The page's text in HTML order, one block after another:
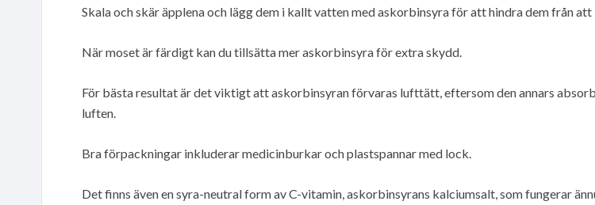
Skala och skär äpplena och lägg dem i kallt vatten med askorbinsyra för att hindra dem från
När moset är färdigt kan du tillsätta mer askorbinsyra för extra skydd.
För bästa resultat är det viktigt att askorbinsyran förvaras lufttätt, eftersom den annars
luften.
Bra förpackningar inkluderar medicinburkar och plastspannar med lock.
Det finns även en syra-neutral form av C-vitamin, askorbinsyrans kalciumsalt, som fungerar